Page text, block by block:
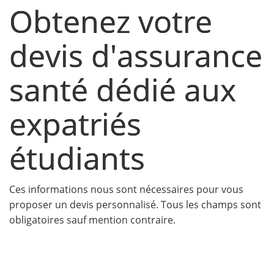
Obtenez votre
devis d'assurance
santé dédié aux
expatriés
étudiants
Ces informations nous sont nécessaires pour vous
proposer un devis personnalisé. Tous les champs sont
obligatoires sauf mention contraire.